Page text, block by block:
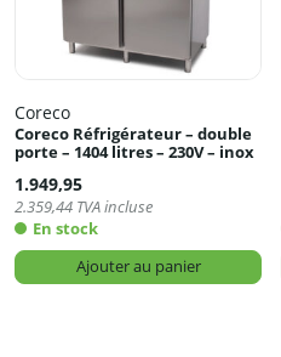
Coreco
Coreco Réfrigérateur – double
porte – 1404 litres – 230V – inox
1.949,95
2.359,44 TVA incluse
En stock
Ajouter au panier